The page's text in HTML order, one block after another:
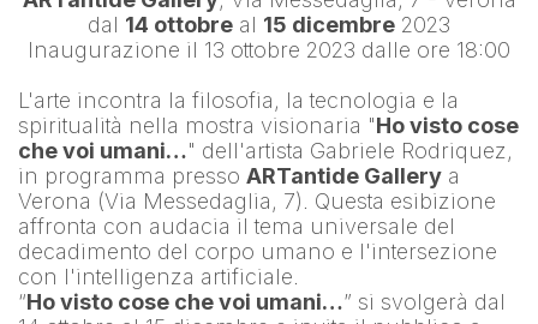
dal 14 ottobre al 15 dicembre 2023
Inaugurazione il 13 ottobre 2023 dalle ore 18:00
L'arte incontra la filosofia, la tecnologia e la
spiritualità nella mostra visionaria "Ho visto cose
che voi umani…" dell'artista Gabriele Rodriquez,
in programma presso ARTantide Gallery a
Verona (Via Messedaglia, 7). Questa esibizione
affronta con audacia il tema universale del
decadimento del corpo umano e l'intersezione
con l'intelligenza artificiale.
“Ho visto cose che voi umani…” si svolgerà dal